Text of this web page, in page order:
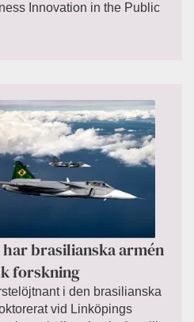
Innovation in the Public
har brasilianska armén
forskning
i den brasilianska
vid Linköpings